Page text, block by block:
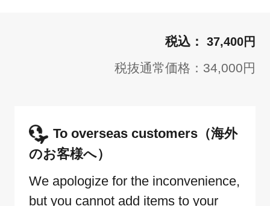
37,400円
税抜通常価格：34,000円
To overseas customers（海外
のお客様へ）
We apologize for the inconvenience,
but you cannot add items to your